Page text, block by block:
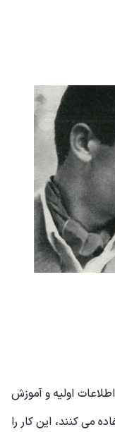
اولیه و آموزش
می کنند، این کار را